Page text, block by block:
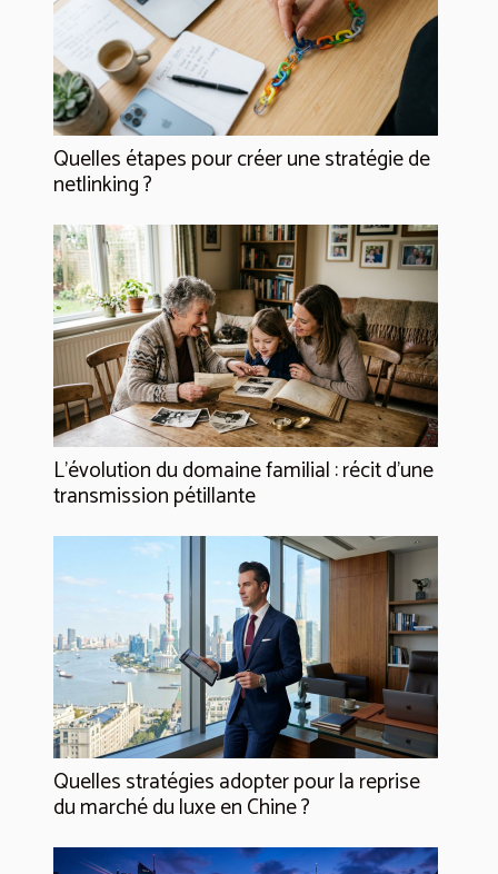
Quelles étapes pour créer une stratégie de
netlinking ?
L’évolution du domaine familial : récit d’une
transmission pétillante
Quelles stratégies adopter pour la reprise
du marché du luxe en Chine ?